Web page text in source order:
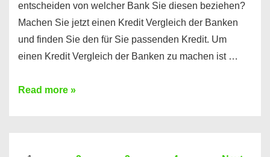
entscheiden von welcher Bank Sie diesen beziehen?
Machen Sie jetzt einen Kredit Vergleich der Banken
und finden Sie den für Sie passenden Kredit. Um
einen Kredit Vergleich der Banken zu machen ist …
Sie
Read more »